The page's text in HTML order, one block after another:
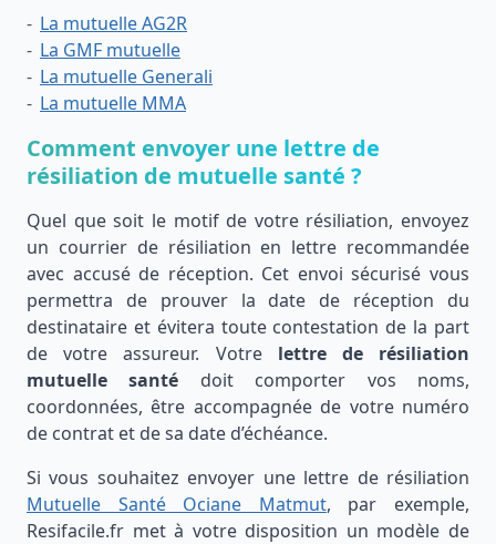
La mutuelle AG2R
La GMF mutuelle
La mutuelle Generali
La mutuelle MMA
Comment envoyer une lettre de
résiliation de mutuelle santé ?
Quel que soit le motif de votre résiliation, envoyez
un courrier de résiliation en lettre recommandée
avec accusé de réception. Cet envoi sécurisé vous
permettra de prouver la date de réception du
destinataire et évitera toute contestation de la part
de votre assureur. Votre lettre de résiliation
mutuelle santé doit comporter vos noms,
coordonnées, être accompagnée de votre numéro
de contrat et de sa date d’échéance.
Si vous souhaitez envoyer une lettre de résiliation
Mutuelle Santé Ociane Matmut, par exemple,
Resifacile.fr met à votre disposition un modèle de